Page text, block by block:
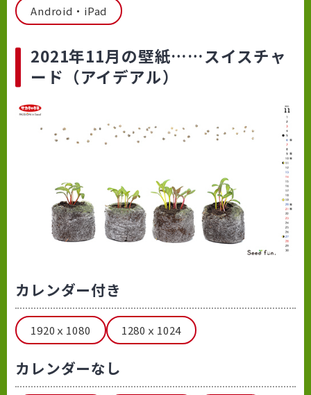
Android・iPad
2021年11月の壁紙……スイスチャ
ード（アイデアル）
カレンダー付き
1920ｘ1080 1280ｘ1024
カレンダーなし